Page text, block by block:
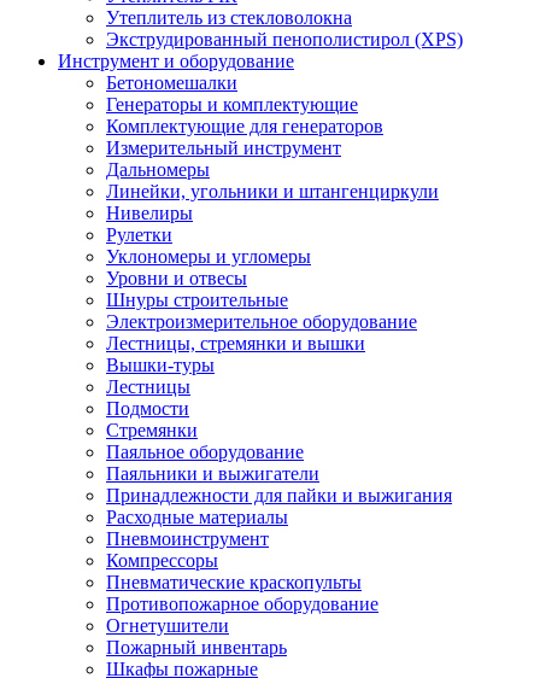
Утеплитель из стекловолокна
Экструдированный пенополистирол (XPS)
Инструмент и оборудование
Бетономешалки
Генераторы и комплектующие
Комплектующие для генераторов
Измерительный инструмент
Дальномеры
Линейки, угольники и штангенциркули
Нивелиры
Рулетки
Уклономеры и угломеры
Уровни и отвесы
Шнуры строительные
Электроизмерительное оборудование
Лестницы, стремянки и вышки
Вышки-туры
Лестницы
Подмости
Стремянки
Паяльное оборудование
Паяльники и выжигатели
Принадлежности для пайки и выжигания
Расходные материалы
Пневмоинструмент
Компрессоры
Пневматические краскопульты
Противопожарное оборудование
Огнетушители
Пожарный инвентарь
Шкафы пожарные